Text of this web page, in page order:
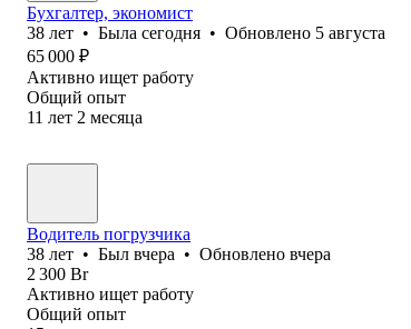
Бухгалтер, экономист
38 лет • Была сегодня • Обновлено 5 августа
65 000 ₽
Активно ищет работу
Общий опыт
11 лет 2 месяца
Водитель погрузчика
38 лет • Был вчера • Обновлено вчера
2 300 Br
Активно ищет работу
Общий опыт